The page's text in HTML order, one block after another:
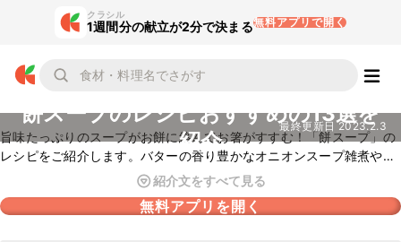
クラシル
1週間分の献立が2分で決まる無料アプリで開く
餅スープのレシピおすすめの13選を
紹介
最終更新日2023.2.3
旨味たっぷりのスープがお餅に絡んでお箸がすすむ！「餅スープ」の
レシピをご紹介します。バターの香り豊かなオニオンスープ雑煮や韓
国風のお雑煮、ふわふわの卵が入った鶏肉のお雑煮など、バリエー
ション豊かにピックアップしました。お餅が入ることで食べ応えも抜
群ですので、ぜひ参考にしてみてくださいね。
紹介文をすべて見る
無料アプリを開く